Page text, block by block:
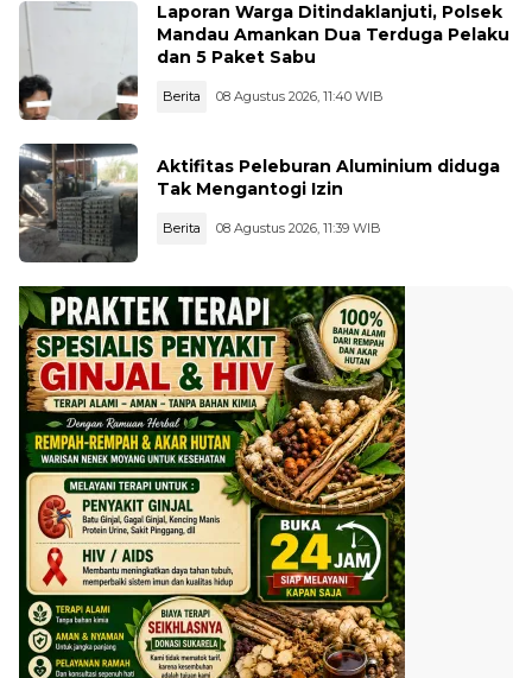
Laporan Warga Ditindaklanjuti, Polsek
Mandau Amankan Dua Terduga Pelaku
dan 5 Paket Sabu
Berita 08 Agustus 2026, 11:40 WIB
Aktifitas Peleburan Aluminium diduga
Tak Mengantogi Izin
Berita 08 Agustus 2026, 11:39 WIB